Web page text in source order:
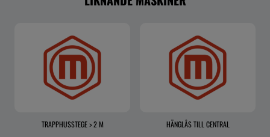
TRAPPHUSSTEGE > 2 M HÄNGLÅS TILL CENTRAL